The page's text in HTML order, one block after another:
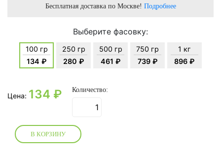
Бесплатная доставка по Москве! Подробнее
Выберите фасовку:
100 гр
134 ₽
250 гр
280 ₽
500 гр
461 ₽
750 гр
739 ₽
1 кг
896 ₽
Цена: 134 ₽ Количество:
В КОРЗИНУ